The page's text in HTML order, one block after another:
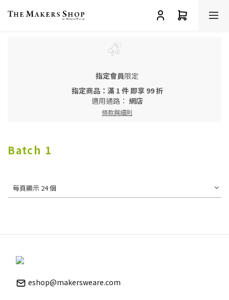
指定會員限定
指定商品：滿 1 件 即享 99 折
適用通路： 網店
條款與細則
Batch 1
每頁顯示 24 個
eshop@makersweare.com